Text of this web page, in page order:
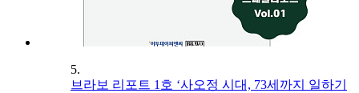
5.
브라보 리포트 1호 ‘사오정 시대, 73세까지 일하기